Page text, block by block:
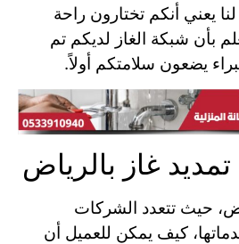
يعني أنكم تختارون راحة
بأن شبكة الغاز لديكم تم
يضعون سلامتكم أولاً.
غاز بالرياض
حيث تتعدد الشركات
كيف يمكن للعميل أن